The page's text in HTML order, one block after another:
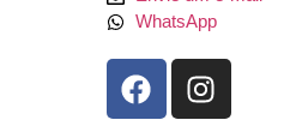
WhatsApp